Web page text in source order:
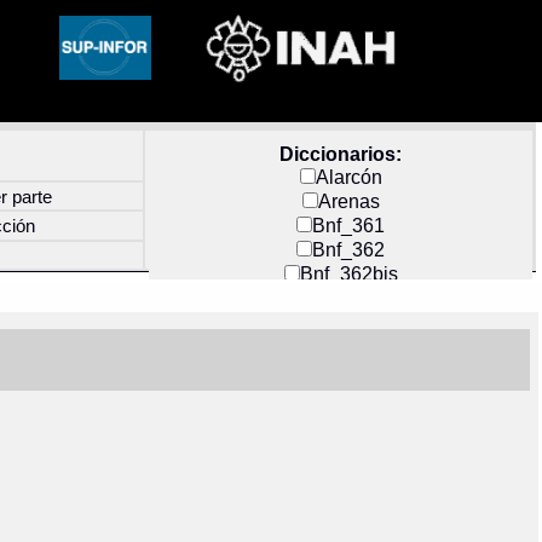
Diccionarios:
Alarcón
Arenas
Bnf_361
Bnf_362
Bnf_362bis
Docs_México
parte